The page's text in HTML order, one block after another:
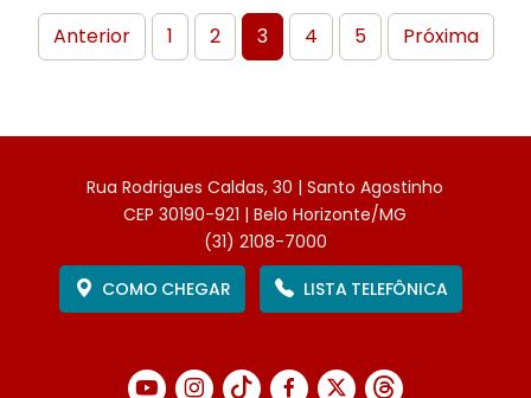
Anterior 1 2 3 4 5 Próxima
Rua Rodrigues Caldas, 30 | Santo Agostinho
CEP 30190-921 | Belo Horizonte/MG
(31) 2108-7000
COMO CHEGAR
LISTA TELEFÔNICA